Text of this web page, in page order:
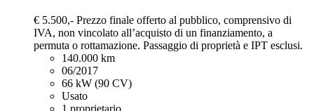
€ 5.500,- Prezzo finale offerto al pubblico, comprensivo di
IVA, non vincolato all’acquisto di un finanziamento, a
permuta o rottamazione. Passaggio di proprietà e IPT esclusi.
140.000 km
06/2017
66 kW (90 CV)
Usato
1 proprietario